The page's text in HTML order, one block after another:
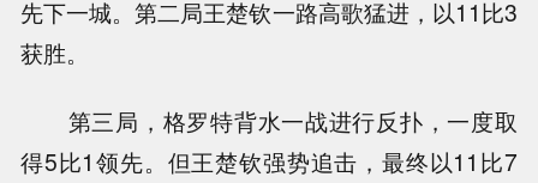
先下一城。第二局王楚钦一路高歌猛进，以11比3
获胜。
第三局，格罗特背水一战进行反扑，一度取
得5比1领先。但王楚钦强势追击，最终以11比7